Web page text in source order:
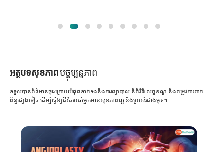
អត្ថបទសុខភាពបច្ចុប្បន្នភាព
ទទួលបានព័ត៌មានចុងក្រោយបំផុតទាក់ទងនឹងការព្យាបាល នីតិវិធី លក្ខខណ្ឌ និងតម្រូវការពាក់
ព័ន្ធផ្សេងទៀត ដើម្បីធ្វើឱ្យជីវិតរបស់អ្នកមានសុខភាពល្អ និងប្រសើរជាងមុន។